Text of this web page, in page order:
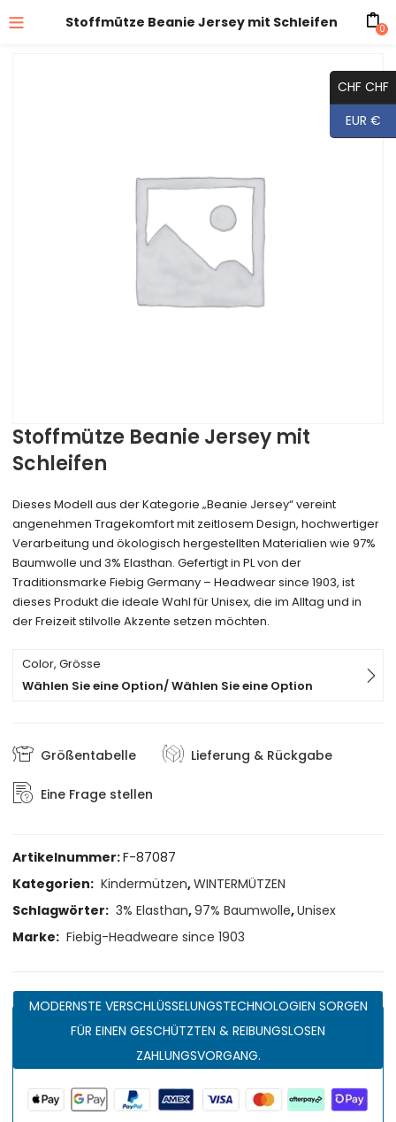
Stoffmütze Beanie Jersey mit Schleifen 0
Stoffmütze Beanie Jersey mit
Schleifen
Dieses Modell aus der Kategorie „Beanie Jersey“ vereint
angenehmen Tragekomfort mit zeitlosem Design, hochwertiger
Verarbeitung und ökologisch hergestellten Materialien wie 97%
Baumwolle und 3% Elasthan. Gefertigt in PL von der
Traditionsmarke Fiebig Germany – Headwear since 1903, ist
dieses Produkt die ideale Wahl für Unisex, die im Alltag und in
der Freizeit stilvolle Akzente setzen möchten.
Color, Grösse
Wählen Sie eine Option/ Wählen Sie eine Option
Größentabelle Lieferung & Rückgabe
Eine Frage stellen
Artikelnummer:F-87087
Kategorien: Kindermützen,WINTERMÜTZEN
Schlagwörter: 3% Elasthan,97% Baumwolle,Unisex
Marke: Fiebig-Headweare since 1903
MODERNSTE VERSCHLÜSSELUNGSTECHNOLOGIEN SORGEN
FÜR EINEN GESCHÜTZTEN & REIBUNGSLOSEN
ZAHLUNGSVORGANG.
CHF CHF
EUR €